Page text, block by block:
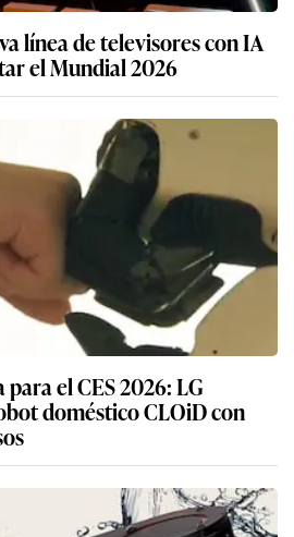
línea de televisores con IA
el Mundial 2026
el CES 2026: LG
doméstico CLOiD con